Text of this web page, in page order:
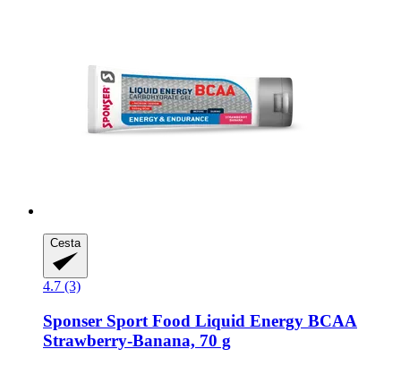
Cesta
4.7 (3)
Sponser Sport Food Liquid Energy BCAA
Strawberry-​Banana, 70 g